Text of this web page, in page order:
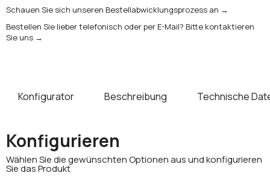
Schauen Sie sich unseren Bestellabwicklungsprozess an →
Bestellen Sie lieber telefonisch oder per E-Mail? Bitte kontaktieren
Sie uns →
Konfigurator Beschreibung Technische
Konfigurieren
Wählen Sie die gewünschten Optionen aus und konfigurieren
Sie das Produkt